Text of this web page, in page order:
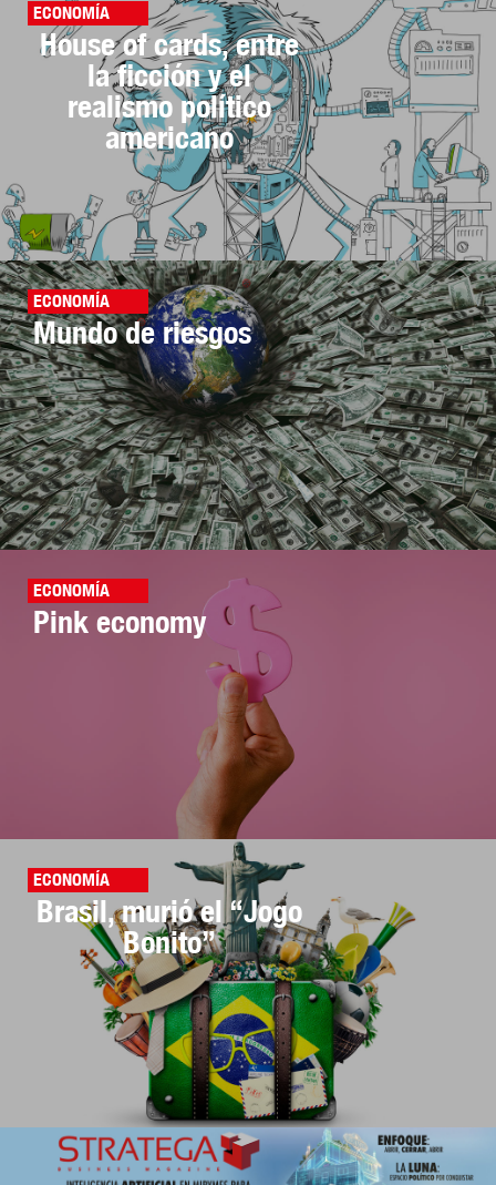
ECONOMÍA
House of cards, entre
la ficción y el
realismo político
americano
ECONOMÍA
Mundo de riesgos
ECONOMÍA
Pink economy
ECONOMÍA
Brasil, murió el “Jogo
Bonito”